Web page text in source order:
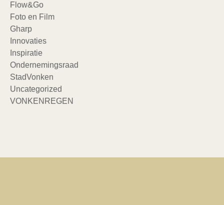
Flow&Go
Foto en Film
Gharp
Innovaties
Inspiratie
Ondernemingsraad
StadVonken
Uncategorized
VONKENREGEN